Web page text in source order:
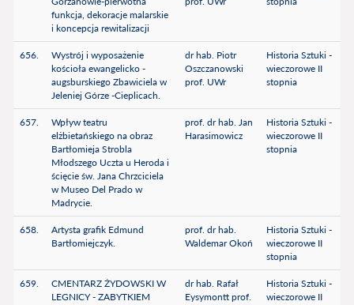
funkcja, dekoracje malarskie
i koncepcja rewitalizacji
656.
Wystrój i wyposażenie
kościoła ewangelicko -
augsburskiego Zbawiciela w
Jeleniej Górze -Cieplicach.
dr hab. Piotr
Oszczanowski
prof. UWr
Historia Sztuki -
wieczorowe II
stopnia
657.
Wpływ teatru
elżbietańskiego na obraz
Bartłomieja Strobla
Młodszego Uczta u Heroda i
ścięcie św. Jana Chrzciciela
w Museo Del Prado w
Madrycie.
prof. dr hab. Jan
Harasimowicz
Historia Sztuki -
wieczorowe II
stopnia
658.
Artysta grafik Edmund
Bartłomiejczyk.
prof. dr hab.
Waldemar Okoń
Historia Sztuki -
wieczorowe II
stopnia
659.
CMENTARZ ŻYDOWSKI W
LEGNICY - ZABYTKIEM
dr hab. Rafał
Eysymontt prof.
Historia Sztuki -
wieczorowe II